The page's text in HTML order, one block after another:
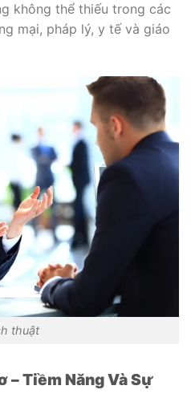
không thể thiếu trong các
mại, pháp lý, y tế và giáo
thuật
– Tiềm Năng Và Sự